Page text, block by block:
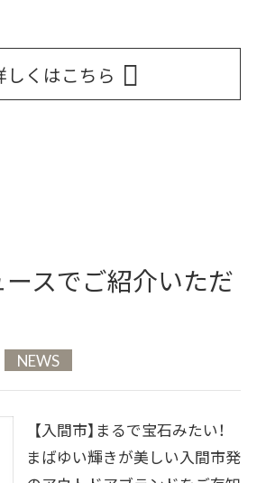
しくはこちら
スでご紹介いただ
NEWS
【入間市】まるで宝石みたい！
まばゆい輝きが美しい入間市発